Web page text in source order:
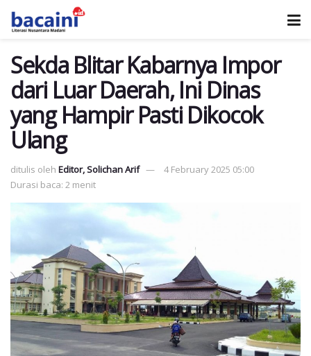
Sekda Blitar Kabarnya Impor
dari Luar Daerah, Ini Dinas
yang Hampir Pasti Dikocok
Ulang
ditulis oleh Editor, Solichan Arif
4 February 2025 05:00
Durasi baca: 2 menit